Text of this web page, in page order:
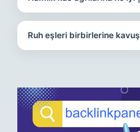
Ruh eşleri birbirlerine